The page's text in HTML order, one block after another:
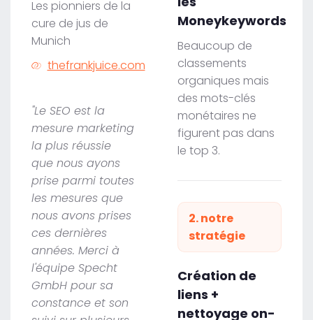
Les pionniers de la
cure de jus de
Munich
thefrankjuice.com
"Le SEO est la
mesure marketing
la plus réussie
que nous ayons
prise parmi toutes
les mesures que
nous avons prises
ces dernières
années. Merci à
l'équipe Specht
GmbH pour sa
constance et son
Moneykeywords
Beaucoup de
classements
organiques mais
des mots-clés
monétaires ne
figurent pas dans
le top 3.
2. notre
stratégie
Création de
liens +
nettoyage on-